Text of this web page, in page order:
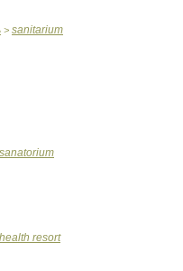
> sanitarium
sanatorium
health resort